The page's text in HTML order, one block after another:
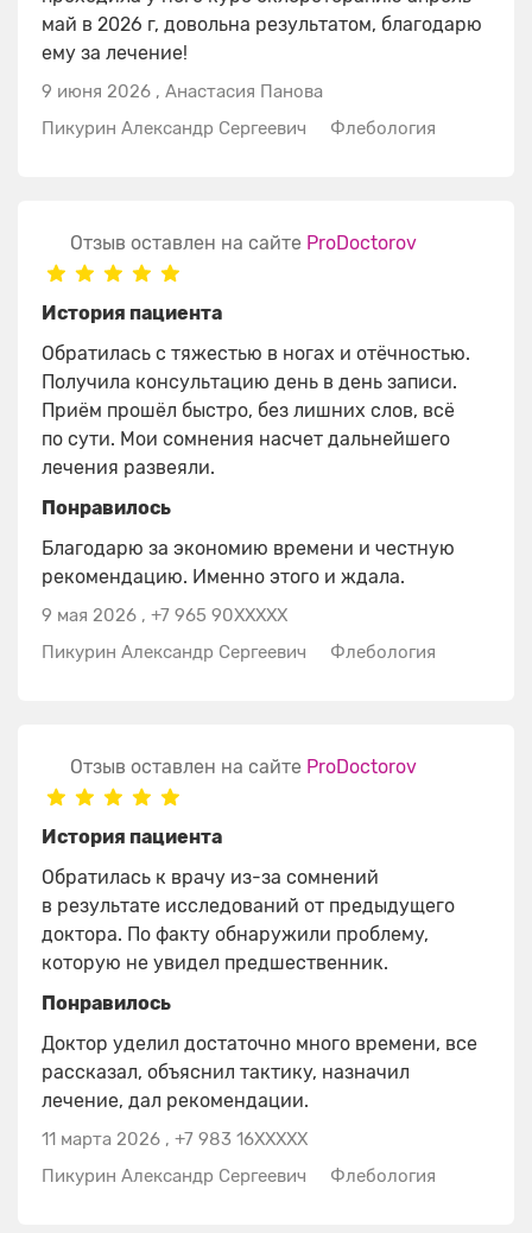
9 июня 2026 , Анастасия Панова
Пикурин Александр Сергеевич
Флебология
май в 2026 г, довольна результатом, благодарю
ему за лечение!
9 мая 2026 , +7 965 90XXXXX
Пикурин Александр Сергеевич
Флебология
История пациента
Обратилась с тяжестью в ногах и отёчностью.
Получила консультацию день в день записи.
Приём прошёл быстро, без лишних слов, всё
по сути. Мои сомнения насчет дальнейшего
лечения развеяли.
Понравилось
Благодарю за экономию времени и честную
рекомендацию. Именно этого и ждала.
Отзыв оставлен на сайте ProDoctorov
11 марта 2026 , +7 983 16XXXXX
Пикурин Александр Сергеевич
Флебология
История пациента
Обратилась к врачу из-за сомнений
в результате исследований от предыдущего
доктора. По факту обнаружили проблему,
которую не увидел предшественник.
Понравилось
Доктор уделил достаточно много времени, все
рассказал, объяснил тактику, назначил
лечение, дал рекомендации.
Отзыв оставлен на сайте ProDoctorov